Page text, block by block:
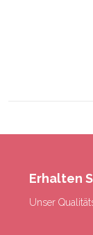
Erhalten
Unser